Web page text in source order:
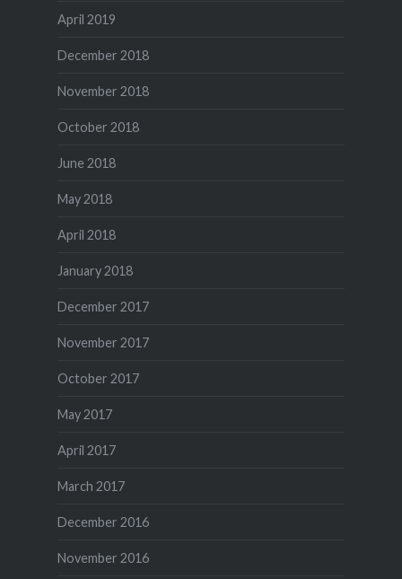
April 2019
December 2018
November 2018
October 2018
June 2018
May 2018
April 2018
January 2018
December 2017
November 2017
October 2017
May 2017
April 2017
March 2017
December 2016
November 2016